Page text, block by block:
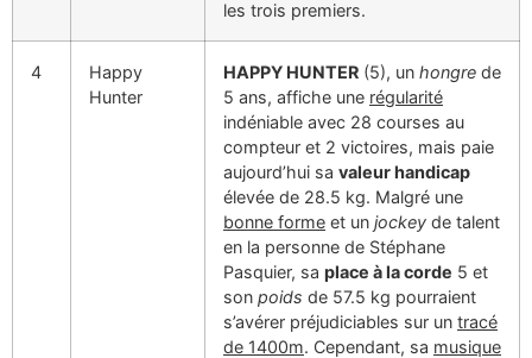
les trois premiers.
4
Happy
Hunter
HAPPY HUNTER (5), un hongre de
5 ans, affiche une régularité
indéniable avec 28 courses au
compteur et 2 victoires, mais paie
aujourd’hui sa valeur handicap
élevée de 28.5 kg. Malgré une
bonne forme et un jockey de talent
en la personne de Stéphane
Pasquier, sa place à la corde 5 et
son poids de 57.5 kg pourraient
s’avérer préjudiciables sur un tracé
de 1400m. Cependant, sa musique